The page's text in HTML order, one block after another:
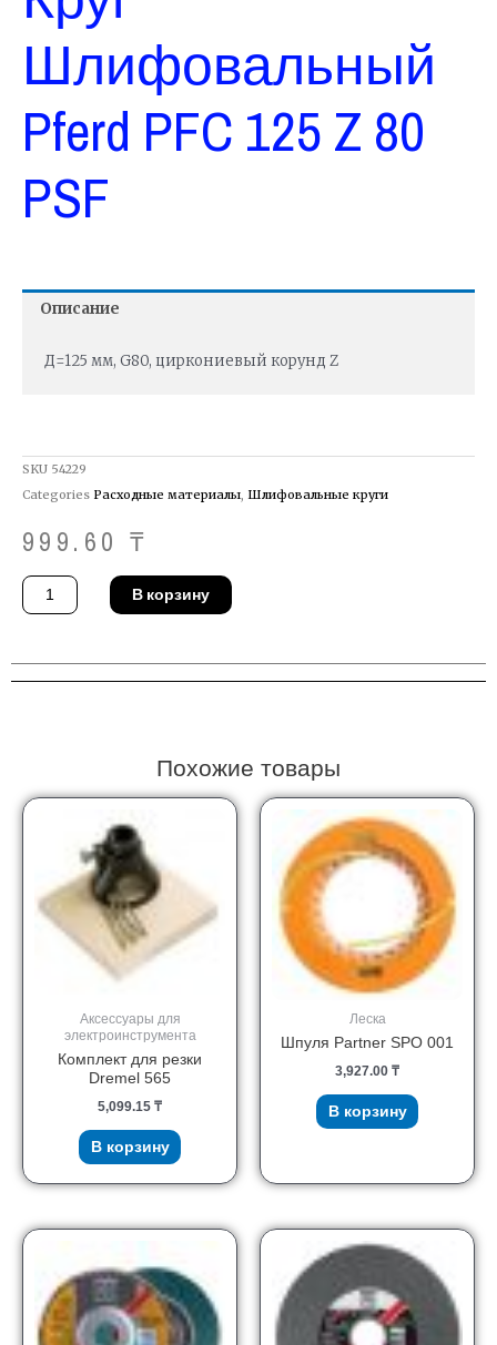
Шлифовальный
Pferd PFC 125 Z 80
PSF
Описание
Д=125 мм, G80, циркониевый корунд Z
SKU 54229
Categories Расходные материалы, Шлифовальные круги
999.60 ₸
Количество
товара
Круг
125
Z
В корзину
Похожие товары
Аксессуары для
электроинструмента
Комплект для резки
Dremel 565
5,099.15 ₸
В корзину
Леска
Шпуля Partner SPO 001
3,927.00 ₸
В корзину